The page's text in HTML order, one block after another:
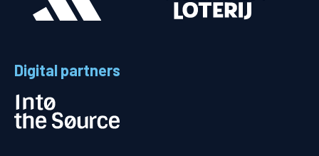
Digital partners